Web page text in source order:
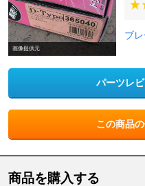
画像提供元
ブ
パーツレ
この商品
商品を購入する